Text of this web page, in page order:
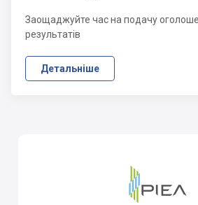
Заощаджуйте час на подачу
результатів
Детальніше